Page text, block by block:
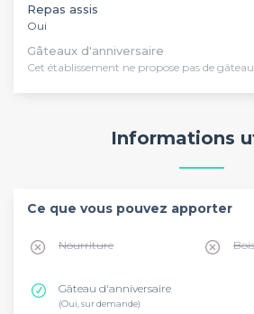
Repas assis
Oui
Gâteaux d'anniversaire
Cet établissement ne propose pas de
Informations
Ce que vous pouvez apporter
Nourriture
Gâteau d'anniversaire
(Oui, sur demande)